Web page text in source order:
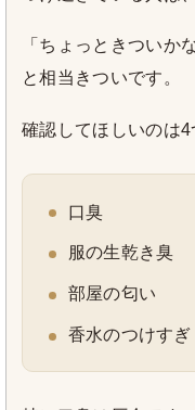
「ちょっときついか
と相当きついです。
確認してほしいのは4
口臭
服の生乾き臭
部屋の匂い
香水のつけすぎ